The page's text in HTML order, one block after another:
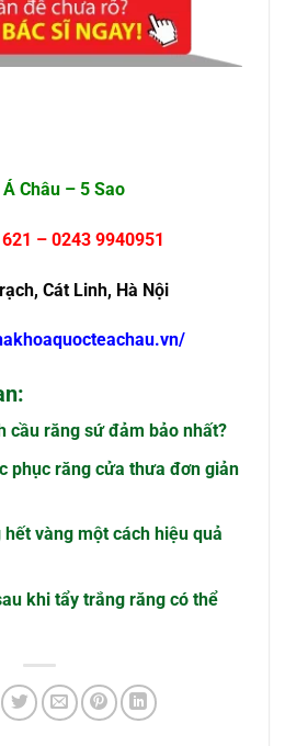
Châu – 5 Sao
– 0243 9940951
Cát Linh, Hà Nội
cầu răng sứ đảm bảo nhất?
phục răng cửa thưa đơn giản
hết vàng một cách hiệu quả
khi tẩy trắng răng có thể